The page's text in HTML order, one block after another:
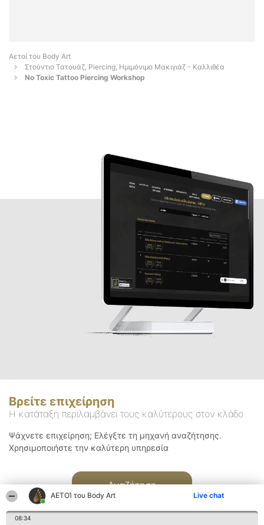
ΑΕΤΟΊ του Body Art Live chat
08:34
Αετοί του Body Art
Στούντιο Τατουάζ, Piercing, Ημιμόνιμο Μακιγιάζ - Καλλιθέα
No Toxic Tattoo Piercing Workshop
Βρείτε επιχείρηση
Η κατάταξη περιλαμβάνει τους καλύτερους στον κλάδο
Ψάχνετε επιχείρηση; Ελέγξτε τη μηχανή αναζήτησης.
Χρησιμοποιήστε την καλύτερη υπηρεσία
Αναζήτηση